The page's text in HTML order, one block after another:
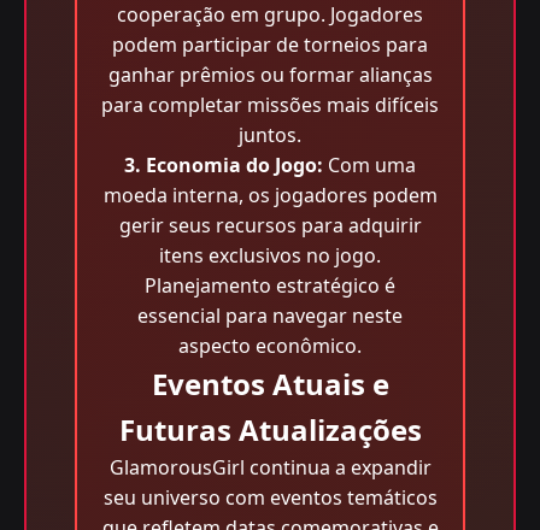
cooperação em grupo. Jogadores
podem participar de torneios para
ganhar prêmios ou formar alianças
para completar missões mais difíceis
juntos.
3. Economia do Jogo: Com uma
moeda interna, os jogadores podem
gerir seus recursos para adquirir
itens exclusivos no jogo.
Planejamento estratégico é
essencial para navegar neste
aspecto econômico.
Eventos Atuais e
Futuras Atualizações
GlamorousGirl continua a expandir
seu universo com eventos temáticos